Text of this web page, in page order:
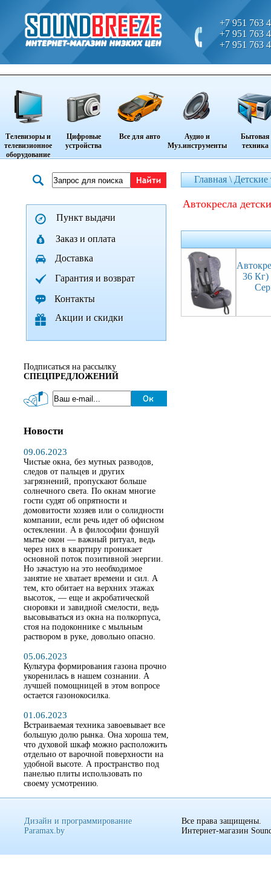
+7 951 763
+7 951 763
+7 951 763
Телевизоры и
телевизионное
оборудование
Цифровые
устройства
Все для авто
Аудио и
Муз.инструменты
Бытовая
техника
Пункт выдачи
Заказ и оплата
Доставка
Гарантия и возврат
Контакты
Акции и скидки
Подписаться на рассылку
СПЕЦПРЕДЛОЖЕНИЙ
Новости
09.06.2023
Чистые окна, без мутных разводов,
следов от пальцев и других
загрязнений, пропускают больше
солнечного света. По окнам многие
гости судят об опрятности и
домовитости хозяев или о солидности
компании, если речь идет об офисном
остеклении. А в философии фэншуй
мытье окон — важный ритуал, ведь
через них в квартиру проникает
основной поток позитивной энергии.
Но зачастую на это необходимое
занятие не хватает времени и сил. А
тем, кто обитает на верхних этажах
высоток, — еще и акробатической
сноровки и завидной смелости, ведь
высовываться из окна на полкорпуса,
стоя на подоконнике с мыльным
раствором в руке, довольно опасно.
05.06.2023
Культура формирования газона прочно
укоренилась в нашем сознании. А
лучшей помощницей в этом вопросе
остается газонокосилка.
01.06.2023
Встраиваемая техника завоевывает все
большую долю рынка. Она хороша тем,
что духовой шкаф можно расположить
отдельно от варочной поверхности на
удобной высоте. А пространство под
панелью плиты использовать по
своему усмотрению.
Главная \
автокресла
36 Кг)
Дизайн и программирование
Paramax.by
Все права защищены.
Интернет-магазин